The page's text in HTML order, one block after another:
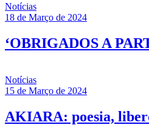
Notícias
18 de Março de 2024
‘OBRIGADOS A
Notícias
15 de Março de 2024
AKIARA: poesia,